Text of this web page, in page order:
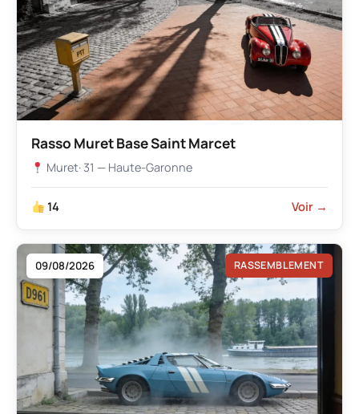
Rasso Muret Base Saint Marcet
Muret· 31 — Haute-Garonne
14 Voir →
09/08/2026 RASSEMBLEMENT